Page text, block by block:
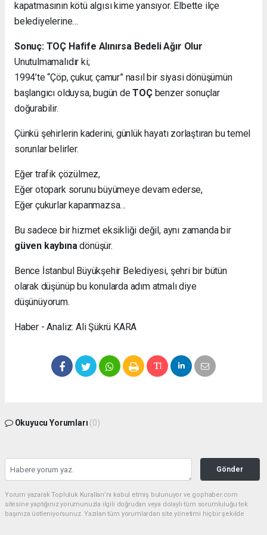
kapatmasının kötü algısı kime yansıyor. Elbette ilçe
belediyelerine…
Sonuç: TOÇ Hafife Alınırsa Bedeli Ağır Olur
Unutulmamalıdır ki;
1994’te “Çöp, çukur, çamur” nasıl bir siyasi dönüşümün
başlangıcı olduysa, bugün deTOÇbenzer sonuçlar
doğurabilir.
Çünkü şehirlerin kaderini, günlük hayatı zorlaştıran bu temel
sorunlar belirler.
Eğer trafik çözülmez,
Eğer otopark sorunu büyümeye devam ederse,
Eğer çukurlar kapanmazsa…
Bu sadece bir hizmet eksikliği değil, aynı zamanda bir
güven kaybına dönüşür.
Bence İstanbul Büyükşehir Belediyesi, şehri bir bütün
olarak düşünüp bu konularda adım atmalı diye
düşünüyorum.
Haber - Analiz: Ali Şükrü KARA
Okuyucu Yorumları (0)
Gönder
Yorum yazarak Topluluk Kuralları’nı kabul etmiş bulunuyor ve gophaber.com
sitesine yaptığınız yorumunuzla ilgili doğrudan veya dolaylı tüm sorumluluğu tek
başınıza üstleniyorsunuz. Yazılan tüm yorumlardan site yönetimi hiçbir şekilde